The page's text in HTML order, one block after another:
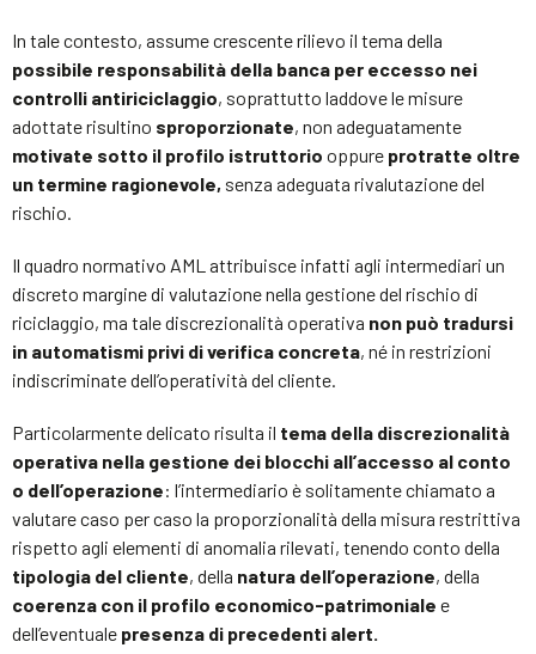
In tale contesto, assume crescente rilievo il tema della
possibile responsabilità della banca per eccesso nei
controlli antiriciclaggio, soprattutto laddove le misure
adottate risultino sproporzionate, non adeguatamente
motivate sotto il profilo istruttorio oppure protratte oltre
un termine ragionevole, senza adeguata rivalutazione del
rischio.
Il quadro normativo AML attribuisce infatti agli intermediari un
discreto margine di valutazione nella gestione del rischio di
riciclaggio, ma tale discrezionalità operativa non può tradursi
in automatismi privi di verifica concreta, né in restrizioni
indiscriminate dell’operatività del cliente.
Particolarmente delicato risulta il tema della discrezionalità
operativa nella gestione dei blocchi all’accesso al conto
o dell’operazione: l’intermediario è solitamente chiamato a
valutare caso per caso la proporzionalità della misura restrittiva
rispetto agli elementi di anomalia rilevati, tenendo conto della
tipologia del cliente, della natura dell’operazione, della
coerenza con il profilo economico-patrimoniale e
dell’eventuale presenza di precedenti alert.